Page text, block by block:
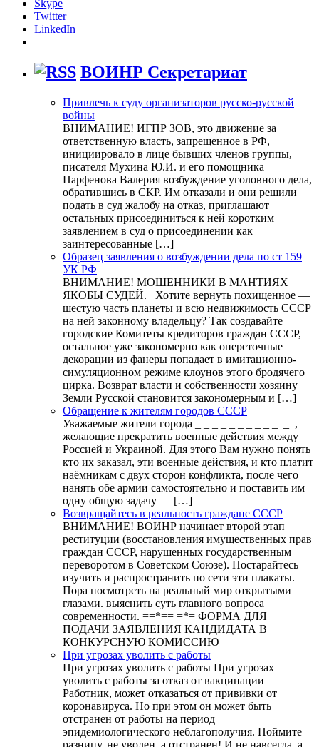
Skype
Twitter
LinkedIn
ВОИНР Секретариат
Привлечь к суду организаторов русско-русской
войны
ВНИМАНИЕ! ИГПР ЗОВ, это движение за
ответственную власть, запрещенное в РФ,
инициировало в лице бывших членов группы,
писателя Мухина Ю.И. и его помощника
Парфенова Валерия возбуждение уголовного дела,
обратившись в СКР. Им отказали и они решили
подать в суд жалобу на отказ, приглашают
остальных присоединиться к ней коротким
заявлением в суд о присоединении как
заинтересованные […]
Образец заявления о возбуждении дела по ст 159
УК РФ
ВНИМАНИЕ! МОШЕННИКИ В МАНТИЯХ
ЯКОБЫ СУДЕЙ. Хотите вернуть похищенное —
шестую часть планеты и всю недвижимость СССР
на ней законному владельцу? Так создавайте
городские Комитеты кредиторов граждан СССР,
остальное уже закономерно как опереточные
декорации из фанеры попадает в имитационно-
симуляционном режиме клоунов этого бродячего
цирка. Возврат власти и собственности хозяину
Земли Русской становится закономерным и […]
Обращение к жителям городов СССР
Уважаемые жители города _ _ _ _ _ _ _ _ _ _ _ ,
желающие прекратить военные действия между
Россией и Украиной. Для этого Вам нужно понять
кто их заказал, эти военные действия, и кто платит
наёмникам с двух сторон конфликта, после чего
нанять обе армии самостоятельно и поставить им
одну общую задачу — […]
Возвращайтесь в реальность граждане СССР
ВНИМАНИЕ! ВОИНР начинает второй этап
реституции (восстановления имущественных прав
граждан СССР, нарушенных государственным
переворотом в Советском Союзе). Постарайтесь
изучить и распространить по сети эти плакаты.
Пора посмотреть на реальный мир открытыми
глазами. выяснить суть главного вопроса
современности. ==*== =*= ФОРМА ДЛЯ
ПОДАЧИ ЗАЯВЛЕНИЯ КАНДИДАТА В
КОНКУРСНУЮ КОМИССИЮ
При угрозах уволить с работы
При угрозах уволить с работы При угрозах
уволить с работы за отказ от вакцинации
Работник, может отказаться от прививки от
коронавируса. Но при этом он может быть
отстранен от работы на период
эпидемиологического неблагополучия. Поймите
разницу, не уволен, а отстранен! И не навсегда, а